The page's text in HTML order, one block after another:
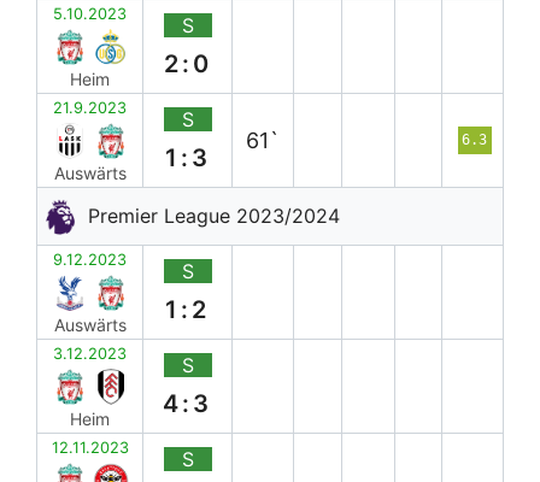
5.10.2023
Heim
S
2:0
21.9.2023
Auswärts
S
1:3
61` 6.3
Premier League 2023/2024
9.12.2023
Auswärts
S
1:2
3.12.2023
Heim
S
4:3
12.11.2023 S